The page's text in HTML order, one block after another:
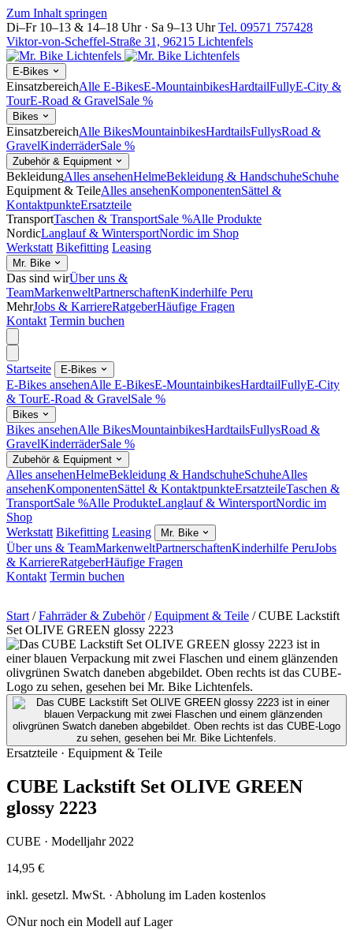
Zum Inhalt springen
Di–Fr 10–13 & 14–18 Uhr · Sa 9–13 Uhr Tel. 09571 757428
Viktor-von-Scheffel-Straße 31, 96215 Lichtenfels
E-Bikes
EinsatzbereichAlle E-BikesE-MountainbikesHardtailFullyE-City &
TourE-Road & GravelSale %
Bikes
EinsatzbereichAlle BikesMountainbikesHardtailsFullysRoad &
GravelKinderräderSale %
Zubehör & Equipment
BekleidungAlles ansehenHelmeBekleidung & HandschuheSchuhe
Equipment & TeileAlles ansehenKomponentenSättel &
KontaktpunkteErsatzteile
TransportTaschen & TransportSale %Alle Produkte
NordicLanglauf & WintersportNordic im Shop
Werkstatt Bikefitting Leasing
Mr. Bike
Das sind wirÜber uns &
TeamMarkenweltPartnerschaftenKinderhilfe Peru
MehrJobs & KarriereRatgeberHäufige Fragen
Kontakt Termin buchen
Startseite E-Bikes
E-Bikes ansehenAlle E-BikesE-MountainbikesHardtailFullyE-City
& TourE-Road & GravelSale %
Bikes
Bikes ansehenAlle BikesMountainbikesHardtailsFullysRoad &
GravelKinderräderSale %
Zubehör & Equipment
Alles ansehenHelmeBekleidung & HandschuheSchuheAlles
ansehenKomponentenSättel & KontaktpunkteErsatzteileTaschen &
TransportSale %Alle ProdukteLanglauf & WintersportNordic im
Shop
Werkstatt Bikefitting Leasing Mr. Bike
Über uns & TeamMarkenweltPartnerschaftenKinderhilfe PeruJobs
& KarriereRatgeberHäufige Fragen
Kontakt Termin buchen
Start / Fahrräder & Zubehör / Equipment & Teile /CUBE Lackstift
Set OLIVE GREEN glossy 2223
Ersatzteile · Equipment & Teile
CUBE Lackstift Set OLIVE GREEN
glossy 2223
CUBE · Modelljahr 2022
14,95 €
inkl. gesetzl. MwSt. · Abholung im Laden kostenlos
Nur noch ein Modell auf Lager